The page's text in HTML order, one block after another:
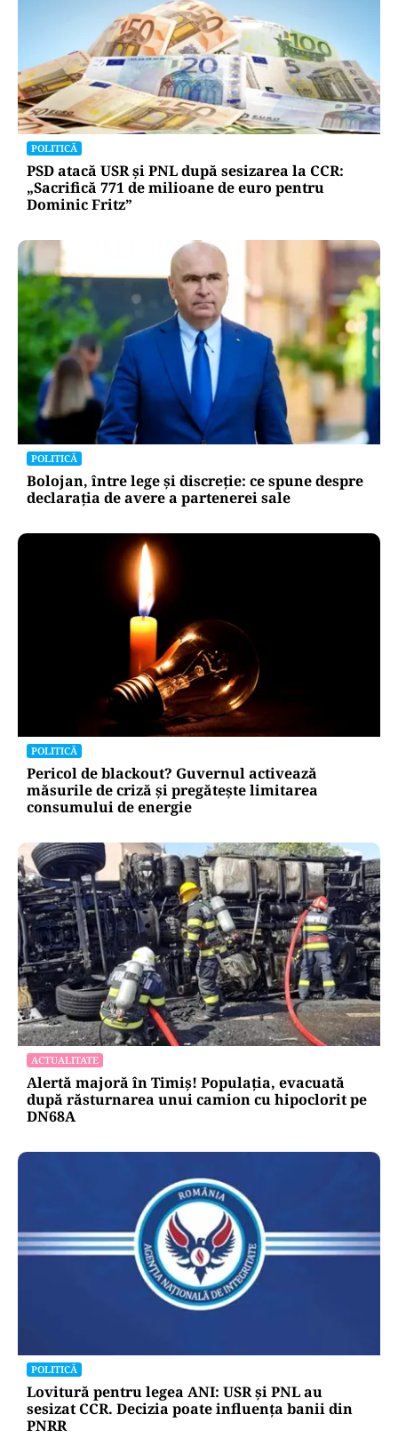
POLITICĂ
PSD atacă USR și PNL după sesizarea la CCR:
„Sacrifică 771 de milioane de euro pentru
Dominic Fritz”
POLITICĂ
Bolojan, între lege și discreție: ce spune despre
declarația de avere a partenerei sale
POLITICĂ
Pericol de blackout? Guvernul activează
măsurile de criză și pregătește limitarea
consumului de energie
ACTUALITATE
Alertă majoră în Timiș! Populația, evacuată
după răsturnarea unui camion cu hipoclorit pe
DN68A
POLITICĂ
Lovitură pentru legea ANI: USR și PNL au
sesizat CCR. Decizia poate influența banii din
PNRR